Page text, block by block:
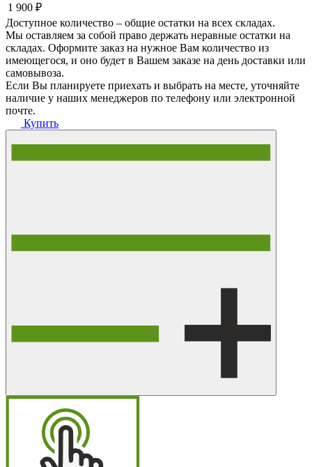
1 900 ₽
Доступное количество – общие остатки на всех складах.
Мы оставляем за собой право держать неравные остатки на
складах. Оформите заказ на нужное Вам количество из
имеющегося, и оно будет в Вашем заказе на день доставки или
самовывоза.
Если Вы планируете приехать и выбрать на месте, уточняйте
наличие у наших менеджеров по телефону или электронной
почте.
Купить